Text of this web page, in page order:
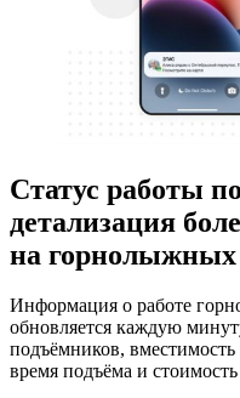
Статус работы
детализация
на горнолыжных
Информация о работе
обновляется каждую
подъёмников,
время подъёма и